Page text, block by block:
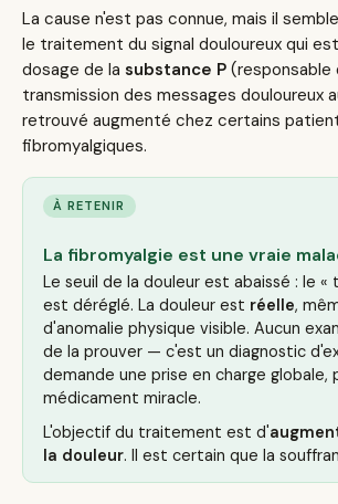
La cause n'est pas connue, mais il
le traitement du signal douloureux qui
dosage de la substance P (responsable
transmission des messages douloureux
retrouvé augmenté chez certains
fibromyalgiques.
À RETENIR
La fibromyalgie est une vraie
Le seuil de la douleur est abaissé : le
est déréglé. La douleur est réelle,
d'anomalie physique visible. Aucun
de la prouver — c'est un diagnostic
demande une prise en charge globale,
médicament miracle.
L'objectif du traitement est d'
la douleur. Il est certain que la